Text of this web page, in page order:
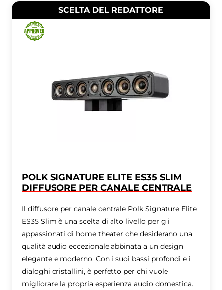
SCELTA DEL REDATTORE
POLK SIGNATURE ELITE ES35 SLIM
DIFFUSORE PER CANALE CENTRALE
Il diffusore per canale centrale Polk Signature Elite
ES35 Slim è una scelta di alto livello per gli
appassionati di home theater che desiderano una
qualità audio eccezionale abbinata a un design
elegante e moderno. Con i suoi bassi profondi e i
dialoghi cristallini, è perfetto per chi vuole
migliorare la propria esperienza audio domestica.